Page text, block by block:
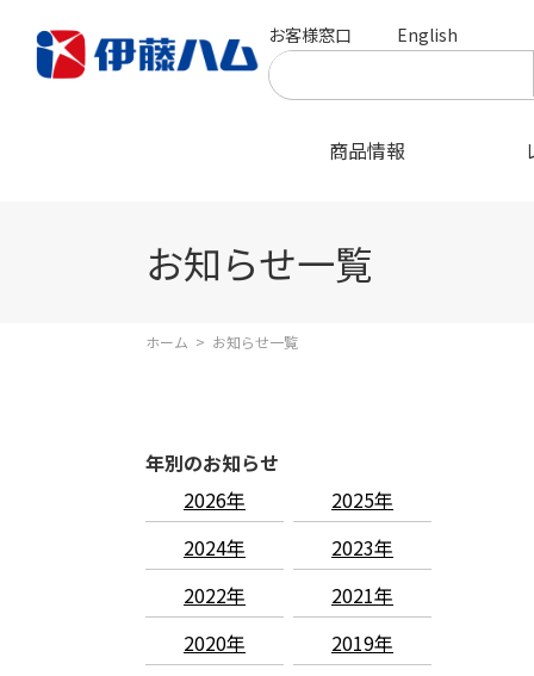
お客様窓口
English
商品情報
お知らせ一覧
ホーム > お知らせ一覧
年別のお知らせ
2026年
2025年
2024年
2023年
2022年
2021年
2020年
2019年